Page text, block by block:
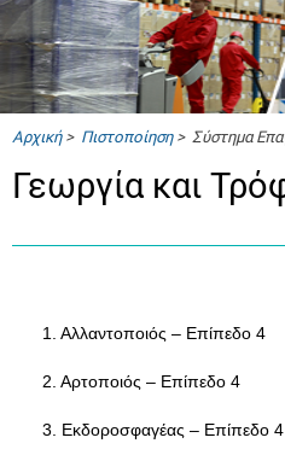
Αρχική> Πιστοποίηση> Σύστημα
Γεωργία και
1. Αλλαντοποιός – Επίπεδο 4
2. Αρτοποιός – Επίπεδο 4
3. Εκδοροσφαγέας – Επίπεδο 4